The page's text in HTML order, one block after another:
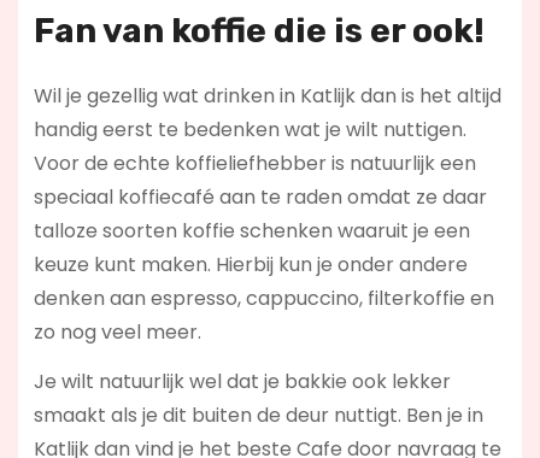
Fan van koffie die is er ook!
Wil je gezellig wat drinken in Katlijk dan is het altijd
handig eerst te bedenken wat je wilt nuttigen.
Voor de echte koffieliefhebber is natuurlijk een
speciaal koffiecafé aan te raden omdat ze daar
talloze soorten koffie schenken waaruit je een
keuze kunt maken. Hierbij kun je onder andere
denken aan espresso, cappuccino, filterkoffie en
zo nog veel meer.
Je wilt natuurlijk wel dat je bakkie ook lekker
smaakt als je dit buiten de deur nuttigt. Ben je in
Katlijk dan vind je het beste Cafe door navraag te